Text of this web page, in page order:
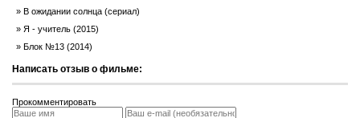
В ожидании солнца (сериал)
Я - учитель (2015)
Блок №13 (2014)
Написать отзыв о фильме:
Прокомментировать